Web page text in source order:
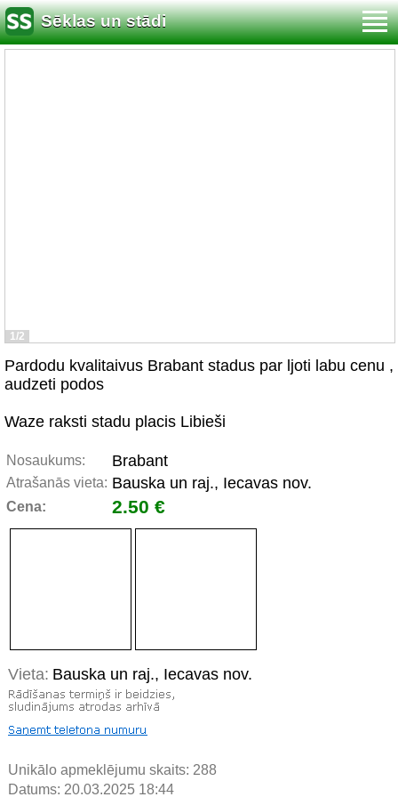
Sēklas un stādi
1/2
Pardodu kvalitaivus Brabant stadus par ljoti labu cenu ,
audzeti podos
Waze raksti stadu placis Libieši
Nosaukums: Brabant
Atrašanās vieta: Bauska un raj., Iecavas nov.
Cena: 2.50 €
Vieta: Bauska un raj., Iecavas nov.
Unikālo apmeklējumu skaits: 288
Datums: 20.03.2025 18:44